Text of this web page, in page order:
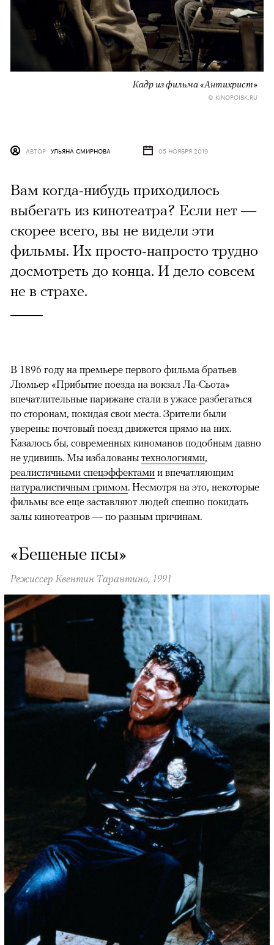
Кадр из фильма «Антихрист»
© KINOPOISK.RU
АВТОР УЛЬЯНА СМИРНОВА 05 НОЯБРЯ 2019
Вам когда-нибудь приходилось
выбегать из кинотеатра? Если нет —
скорее всего, вы не видели эти
фильмы. Их просто-напросто трудно
досмотреть до конца. И дело совсем
не в страхе.
В 1896 году на премьере первого фильма братьев
Люмьер «Прибытие поезда на вокзал Ла-Сьота»
впечатлительные парижане стали в ужасе разбегаться
по сторонам, покидая свои места. Зрители были
уверены: почтовый поезд движется прямо на них.
Казалось бы, современных киноманов подобным давно
не удивишь. Мы избалованы технологиями,
реалистичными спецэффектами и впечатляющим
натуралистичным гримом. Несмотря на это, некоторые
фильмы все еще заставляют людей спешно покидать
залы кинотеатров — по разным причинам.
«Бешеные псы»
Режиссер Квентин Тарантино, 1991